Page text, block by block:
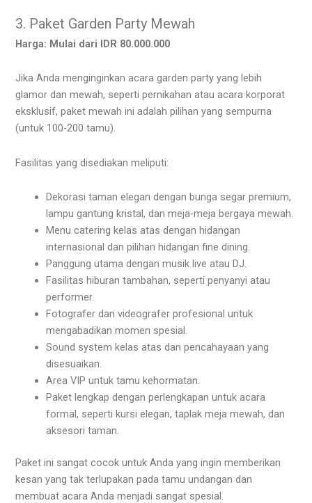
3. Paket Garden Party Mewah
Harga: Mulai dari IDR 80.000.000
Jika Anda menginginkan acara garden party yang lebih
glamor dan mewah, seperti pernikahan atau acara korporat
eksklusif, paket mewah ini adalah pilihan yang sempurna
(untuk 100-200 tamu).
Fasilitas yang disediakan meliputi:
Dekorasi taman elegan dengan bunga segar premium,
lampu gantung kristal, dan meja-meja bergaya mewah.
Menu catering kelas atas dengan hidangan
internasional dan pilihan hidangan fine dining.
Panggung utama dengan musik live atau DJ.
Fasilitas hiburan tambahan, seperti penyanyi atau
performer.
Fotografer dan videografer profesional untuk
mengabadikan momen spesial.
Sound system kelas atas dan pencahayaan yang
disesuaikan.
Area VIP untuk tamu kehormatan.
Paket lengkap dengan perlengkapan untuk acara
formal, seperti kursi elegan, taplak meja mewah, dan
aksesori taman.
Paket ini sangat cocok untuk Anda yang ingin memberikan
kesan yang tak terlupakan pada tamu undangan dan
membuat acara Anda menjadi sangat spesial.